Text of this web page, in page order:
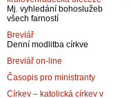
Mj. vyhledání bohoslužeb
všech farností
Breviář
Denní modlitba církve
Breviář on-line
Časopis pro ministranty
Církev – katolická církev v